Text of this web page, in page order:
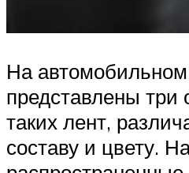
На
представлены три
таких лент,
составу и цвету.